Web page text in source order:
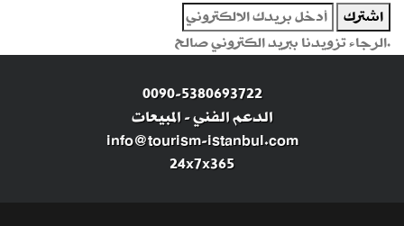
اشترك
الرجاء تزويدنا ببريد الكتروني صالح.
0090-5380693722
الدعم الفني-المبيعات
info@tourism-istanbul.com
24x7x365